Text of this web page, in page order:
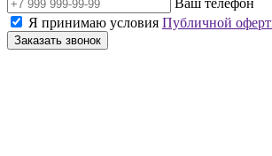
Я принимаю условия Публичной
Заказать звонок